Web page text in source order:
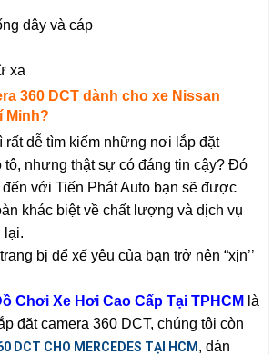
dây và cáp
xa
360 DCT dành cho xe Nissan
Minh?
rất dễ tìm kiếm những nơi lắp đặt
tô, nhưng thật sự có đáng tin cậy? Đó
đến với Tiến Phát Auto bạn sẽ được
khác biệt về chất lượng và dịch vụ
lại.
bị để xế yêu của bạn trở nên “xịn’’
Chơi Xe Hơi Cao Cấp Tại TPHCM là
đặt camera 360 DCT, chúng tôi còn
DCT CHO MERCEDES TẠI HCM , dán